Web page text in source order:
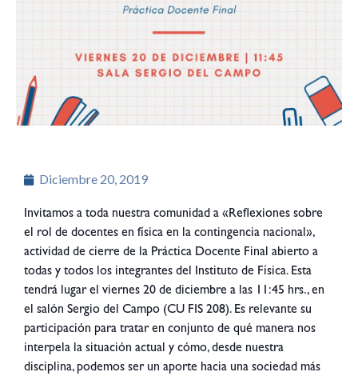
Diciembre 20, 2019
Invitamos a toda nuestra comunidad a «Reflexiones sobre
el rol de docentes en física en la contingencia nacional»,
actividad de cierre de la Práctica Docente Final abierto a
todas y todos los integrantes del Instituto de Física. Esta
tendrá lugar el viernes 20 de diciembre a las 11:45 hrs., en
el salón Sergio del Campo (CU FIS 208). Es relevante su
participación para tratar en conjunto de qué manera nos
interpela la situación actual y cómo, desde nuestra
disciplina, podemos ser un aporte hacia una sociedad más